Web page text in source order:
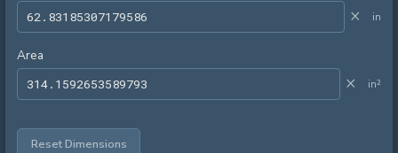
× in
Area
× in²
Reset Dimensions